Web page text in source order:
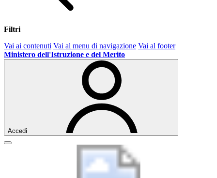
Filtri
Vai ai contenuti Vai al menu di navigazione Vai al footer
Ministero dell'Istruzione e del Merito
Accedi